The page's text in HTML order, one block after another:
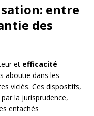
entre
des
et efficacité
aboutie dans les
viciés. Ces dispositifs,
la jurisprudence,
entachés